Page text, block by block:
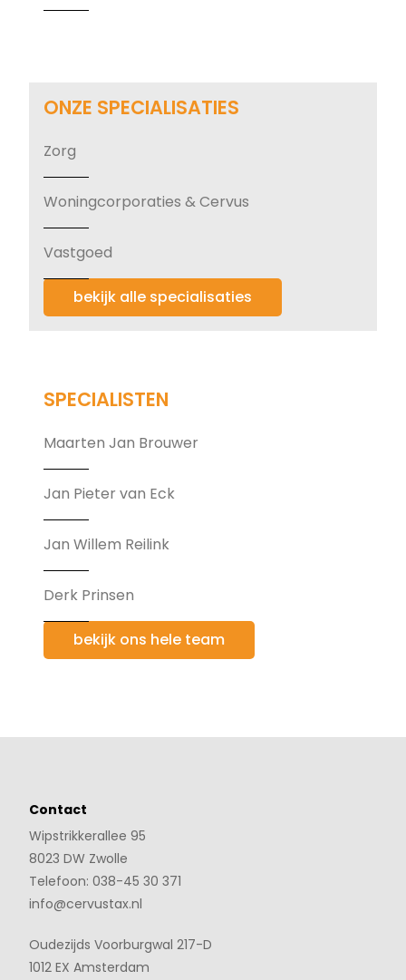
ONZE SPECIALISATIES
Zorg
Woningcorporaties & Cervus
Vastgoed
bekijk alle specialisaties
SPECIALISTEN
Maarten Jan Brouwer
Jan Pieter van Eck
Jan Willem Reilink
Derk Prinsen
bekijk ons hele team
Contact
Wipstrikkerallee 95
8023 DW Zwolle
Telefoon: 038-45 30 371
info@cervustax.nl
Oudezijds Voorburgwal 217-D
1012 EX Amsterdam